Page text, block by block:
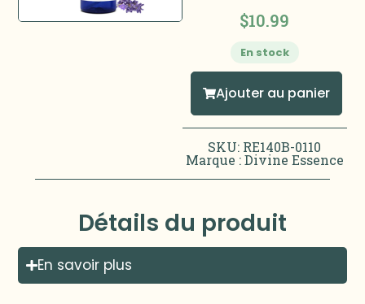
$10.99
En stock
Ajouter au panier
SKU: RE140B-0110
Marque :Divine Essence
Détails du produit
En savoir plus